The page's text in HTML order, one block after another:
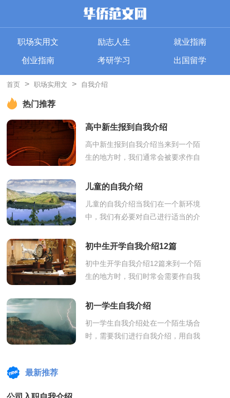
职场实用文 励志人生 就业指南
创业指南 考研学习 出国留学
首页 > 职场实用文 > 自我介绍
热门推荐
高中新生报到自我介绍
高中新生报到自我介绍当来到一个陌
生的地方时，我们通常会被要求作自
识的好方法。那要怎么写好自我介绍
儿童的自我介绍
儿童的自我介绍当我们在一个新环境
中，我们有必要对自己进行适当的介
识。如何编写一段个性的自我介绍？
初中生开学自我介绍12篇
初中生开学自我介绍12篇来到一个陌
生的地方时，我们时常会需要作自我
己。那么自我介绍有什么格式呢？以
初一学生自我介绍
初一学生自我介绍处在一个陌生场合
时，需要我们进行自我介绍，用自我
最新推荐